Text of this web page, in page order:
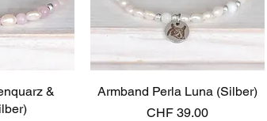
&
Schnellansicht
Armband Perla Luna (Silber)
Preis
CHF 39.00